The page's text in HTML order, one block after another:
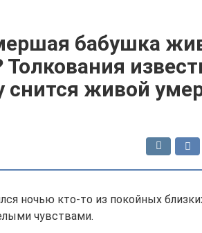
бабушка
Толкования
снится живой
ночью кто-то из покойных
чувствами.